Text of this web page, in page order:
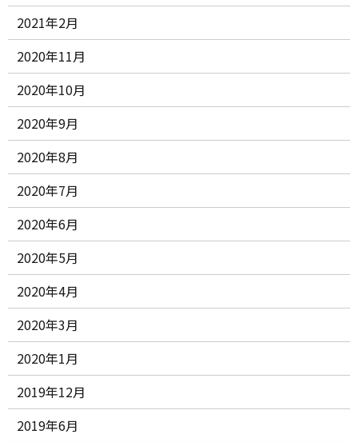
2021年2月
2020年11月
2020年10月
2020年9月
2020年8月
2020年7月
2020年6月
2020年5月
2020年4月
2020年3月
2020年1月
2019年12月
2019年6月